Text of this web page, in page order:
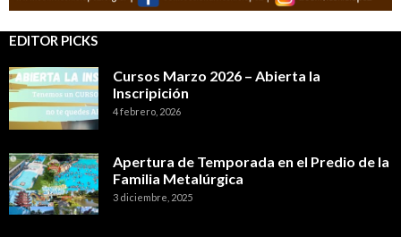
EDITOR PICKS
Cursos Marzo 2026 – Abierta la
Inscripición
4 febrero, 2026
Apertura de Temporada en el Predio de la
Familia Metalúrgica
3 diciembre, 2025